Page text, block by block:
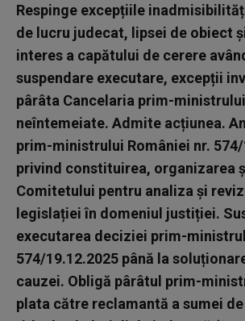
Respinge excepțiile
de lucru judecat, lipsei de obiect
interes a capătului de cerere
suspendare executare, excepții
pârâta Cancelaria prim-
neîntemeiate. Admite acțiunea.
prim-ministrului României nr.
privind constituirea, organizarea
Comitetului pentru analiza și
legislației în domeniul justiției.
executarea deciziei prim-
574/19.12.2025 până la
cauzei. Obligă pârâtul prim-
plata către reclamantă a sumei